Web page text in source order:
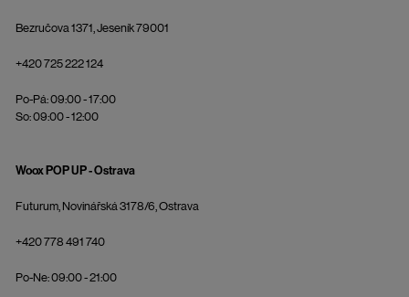
Bezručova 1371, Jeseník 79001
+420 725 222 124
Po-Pá: 09:00 - 17:00
So: 09:00 - 12:00
Woox POP UP - Ostrava
Futurum, Novinářská 3178/6, Ostrava
+420 778 491 740
Po-Ne: 09:00 - 21:00